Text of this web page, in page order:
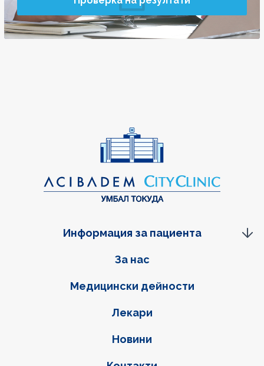
Фуутер навигация
За нас
Медицински дейности
Лекари
Новини
Информация за пациента